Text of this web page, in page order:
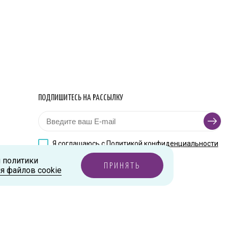
ПОДПИШИТЕСЬ НА РАССЫЛКУ
Я соглашаюсь сПолитикой конфиденциальности
файлов cookie
ПРИНЯТЬ